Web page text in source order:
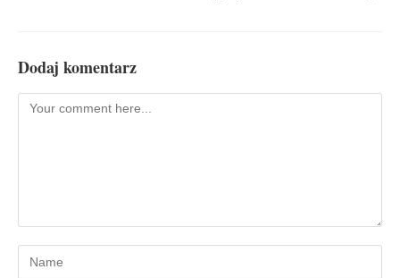
Dodaj komentarz